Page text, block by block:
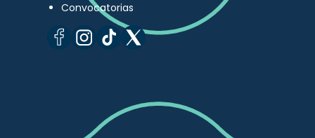
Convocatorias